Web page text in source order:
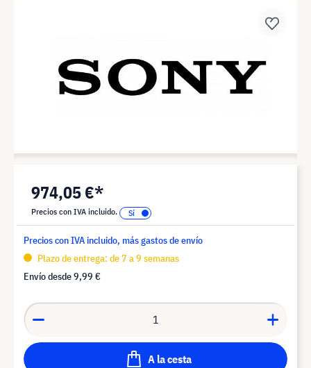
974,05 €*
Precios con IVA incluido.
Precios con IVA incluido, más gastos de envío
Plazo de entrega: de 7 a 9 semanas
Envío desde9,99 €
A la cesta